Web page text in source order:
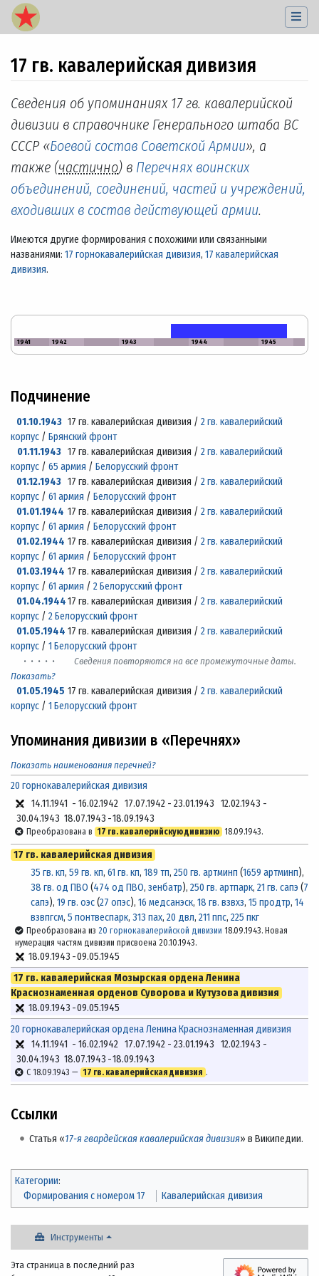
17 гв. кавалерийская дивизия
Перейти к:навигация,поиск
Сведения об упоминаниях 17 гв. кавалерийской
дивизии в справочнике Генерального штаба ВС
СССР «Боевой состав Советской Армии», а
также (частично) в Перечнях воинских
объединений, соединений, частей и учреждений,
входивших в состав действующей армии.
Имеются другие формирования с похожими или связанными
названиями: 17 горнокавалерийская дивизия, 17 кавалерийская
дивизия.
1941 1942 1943 1944 1945
Подчинение
01.10.194317 гв. кавалерийская дивизия /2 гв. кавалерийский
корпус / Брянский фронт
01.11.1943 17 гв. кавалерийская дивизия /2 гв. кавалерийский
корпус / 65 армия / Белорусский фронт
01.12.1943 17 гв. кавалерийская дивизия /2 гв. кавалерийский
корпус / 61 армия / Белорусский фронт
01.01.194417 гв. кавалерийская дивизия /2 гв. кавалерийский
корпус / 61 армия / Белорусский фронт
01.02.194417 гв. кавалерийская дивизия /2 гв. кавалерийский
корпус / 61 армия / Белорусский фронт
01.03.194417 гв. кавалерийская дивизия /2 гв. кавалерийский
корпус / 61 армия / 2 Белорусский фронт
01.04.194417 гв. кавалерийская дивизия /2 гв. кавалерийский
корпус / 2 Белорусский фронт
01.05.194417 гв. кавалерийская дивизия /2 гв. кавалерийский
корпус / 1 Белорусский фронт
· · · · ·
Сведения повторяются на все промежуточные даты.
Показать?
01.05.194517 гв. кавалерийская дивизия /2 гв. кавалерийский
корпус / 1 Белорусский фронт
Упоминания дивизии в «Перечнях»
Показать наименования перечней?
20 горнокавалерийская дивизия
14.11.1941 - 16.02.1942 17.07.1942 - 23.01.1943 12.02.1943 -
30.04.1943 18.07.1943 -18.09.1943
Преобразована в 17 гв. кавалерийскую дивизию 18.09.1943.
17 гв. кавалерийская дивизия
35 гв. кп, 59 гв. кп, 61 гв. кп, 189 тп, 250 гв. артминп (1659 артминп),
38 гв. од ПВО (474 од ПВО, зенбатр), 250 гв. артпарк, 21 гв. сапэ (7
сапэ), 19 гв. оэс(27 опэс), 16 медсанэск, 18 гв. взвхз, 15 продтр, 14
взвпгсм, 5 понтвеспарк, 313 пах, 20 двл, 211 ппс, 225 пкг
Преобразована из20 горнокавалерийской дивизии 18.09.1943. Новая
нумерация частям дивизии присвоена 20.10.1943.
18.09.1943 -09.05.1945
17 гв. кавалерийская Мозырская ордена Ленина
Краснознаменная орденов Суворова и Кутузова дивизия
18.09.1943 -09.05.1945
20 горнокавалерийская ордена Ленина Краснознаменная дивизия
14.11.1941 - 16.02.1942 17.07.1942 - 23.01.1943 12.02.1943 -
30.04.1943 18.07.1943 -18.09.1943
С 18.09.1943 — 17 гв. кавалерийская дивизия .
Ссылки
Статья «17-я гвардейская кавалерийская дивизия» в Википедии.
Категории:
Формирования с номером 17
Кавалерийская дивизия
Инструменты
Эта страница в последний раз